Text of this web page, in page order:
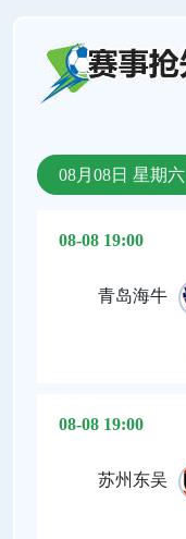
08月08日 星期六
08-08 19:00
青岛海牛
08-08 19:00
苏州东吴